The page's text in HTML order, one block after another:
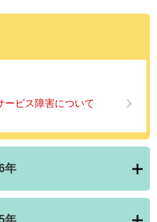
ービス障害について
年
年